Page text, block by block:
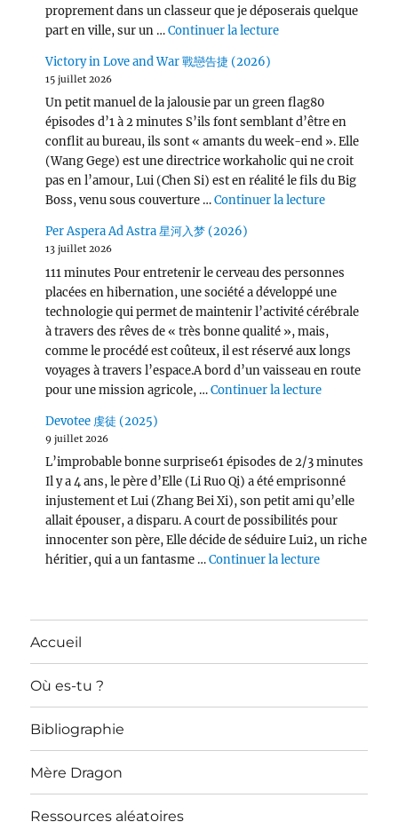
proprement dans un classeur que je déposerais quelque
part en ville, sur un …Continuer la lecturede « Wang Chu Ran
Victory in Love and War 戰戀告捷 (2026)
15 juillet 2026
Un petit manuel de la jalousie par un green flag80
épisodes d’1 à 2 minutes S’ils font semblant d’être en
conflit au bureau, ils sont « amants du week-end ». Elle
(Wang Gege) est une directrice workaholic qui ne croit
pas en l’amour, Lui (Chen Si) est en réalité le fils du Big
Boss, venu sous couverture …Continuer la lecturede « Victory
Per Aspera Ad Astra 星河入梦 (2026)
13 juillet 2026
111 minutes Pour entretenir le cerveau des personnes
placées en hibernation, une société a développé une
technologie qui permet de maintenir l’activité cérébrale
à travers des rêves de « très bonne qualité », mais,
comme le procédé est coûteux, il est réservé aux longs
voyages à travers l’espace.A bord d’un vaisseau en route
pour une mission agricole, …Continuer la lecturede « Per
Devotee 虔徒 (2025)
9 juillet 2026
L’improbable bonne surprise61 épisodes de 2/3 minutes
Il y a 4 ans, le père d’Elle (Li Ruo Qi) a été emprisonné
injustement et Lui (Zhang Bei Xi), son petit ami qu’elle
allait épouser, a disparu. A court de possibilités pour
innocenter son père, Elle décide de séduire Lui2, un riche
héritier, qui a un fantasme …Continuer la lecturede « Devotee
Accueil
Où es-tu ?
Bibliographie
Mère Dragon
Ressources aléatoires